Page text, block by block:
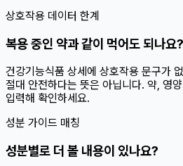
상호작용 데이터 한계
복용 중인 약과 같이 먹어도 되나요?
건강기능식품 상세에 상호작용 문구가
절대 안전하다는 뜻은 아닙니다. 약, 영
입력해 확인하세요.
성분 가이드 매칭
성분별로 더 볼 내용이 있나요?